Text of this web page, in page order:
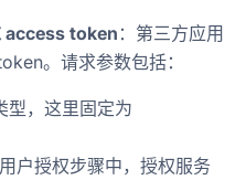
access token ：第三方应用
。请求参数包括：
型，这里固定为
户授权步骤中，授权服务